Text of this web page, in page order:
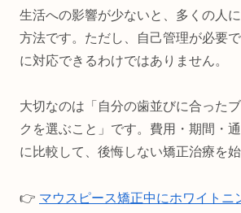
生活への影響が少ないと、多くの人
方法です。ただし、自己管理が必要
に対応できるわけではありません。
大切なのは「自分の歯並びに合った
クを選ぶこと」です。費用・期間・
に比較して、後悔しない矯正治療を始
👉 マウスピース矯正中にホワイトニ